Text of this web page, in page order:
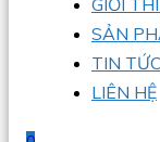
GIỚI
SẢN
TIN TỨC
LIÊN HỆ